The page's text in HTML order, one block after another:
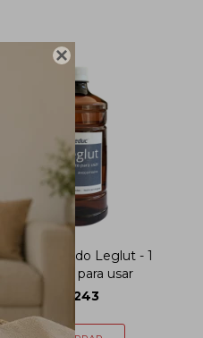

Glutaraldehido Leglut - 1
L pronto para usar
1.243